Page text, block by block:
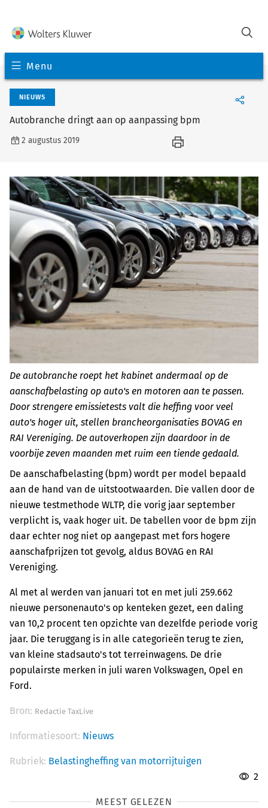
Menu
NIEUWS
Autobranche dringt aan op aanpassing bpm
2 augustus 2019
De autobranche roept het kabinet andermaal op de
aanschafbelasting op auto's en motoren aan te passen.
Door strengere emissietests valt die heffing voor veel
auto's hoger uit, stellen brancheorganisaties BOVAG en
RAI Vereniging. De autoverkopen zijn daardoor in de
voorbije zeven maanden met ruim een tiende gedaald.
De aanschafbelasting (bpm) wordt per model bepaald
aan de hand van de uitstootwaarden. Die vallen door de
nieuwe testmethode WLTP, die vorig jaar september
verplicht is, vaak hoger uit. De tabellen voor de bpm zijn
daar echter nog niet op aangepast met fors hogere
aanschafprijzen tot gevolg, aldus BOVAG en RAI
Vereniging.
Al met al werden van januari tot en met juli 259.662
nieuwe personenauto's op kenteken gezet, een daling
van 10,2 procent ten opzichte van dezelfde periode vorig
jaar. Die teruggang is in alle categorieën terug te zien,
van kleine stadsauto's tot terreinwagens. De drie
populairste merken in juli waren Volkswagen, Opel en
Ford.
Bron: Redactie TaxLive
Informatiesoort: Nieuws
Rubriek: Belastingheffing van motorrijtuigen
2
MEEST GELEZEN